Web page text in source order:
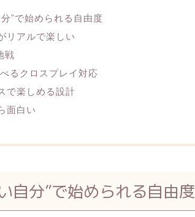
”で始められる自由度
リアルで楽しい
戦
るクロスプレイ対応
で楽しめる設計
面白い
自分”で始められる自由度